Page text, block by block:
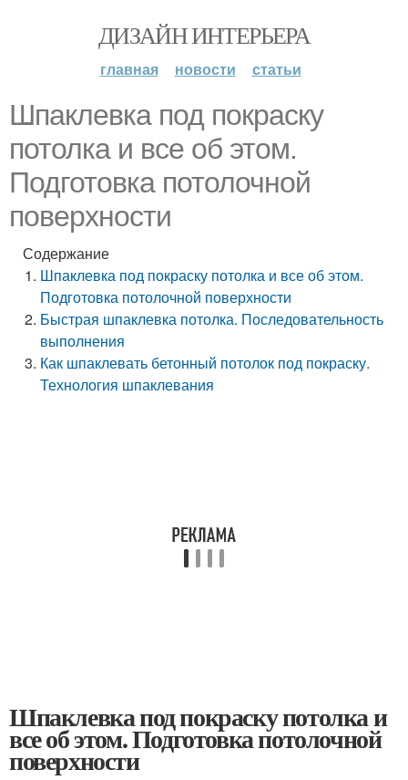
ДИЗАЙН ИНТЕРЬЕРА
главная новости статьи
Шпаклевка под покраску
потолка и все об этом.
Подготовка потолочной
поверхности
Содержание
Шпаклевка под покраску потолка и все об этом.
Подготовка потолочной поверхности
Быстрая шпаклевка потолка. Последовательность
выполнения
Как шпаклевать бетонный потолок под покраску.
Технология шпаклевания
Шпаклевка под покраску потолка и
все об этом. Подготовка потолочной
поверхности